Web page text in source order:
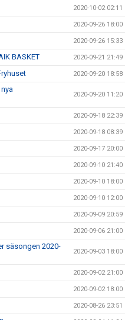
2020-10-02 02:11
2020-09-26 18:00
2020-09-26 15:33
BASKET 2020-09-21 21:49
2020-09-20 18:58
2020-09-20 11:20
2020-09-18 22:39
2020-09-18 08:39
2020-09-17 20:00
2020-09-10 21:40
2020-09-10 18:00
2020-09-10 12:00
2020-09-09 20:59
2020-09-06 21:00
säsongen 2020-
2020-09-03 18:00
2020-09-02 21:00
2020-09-02 18:00
2020-08-26 23:51